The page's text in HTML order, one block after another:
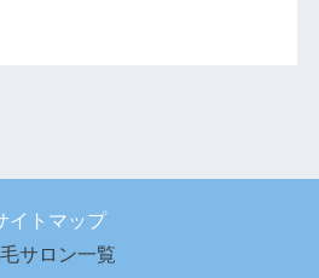
イトマップ
サロン一覧